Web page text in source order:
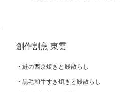
創作割烹 東雲
鮭の西京焼きと鰻散らし
黒毛和牛すき焼きと鰻散らし